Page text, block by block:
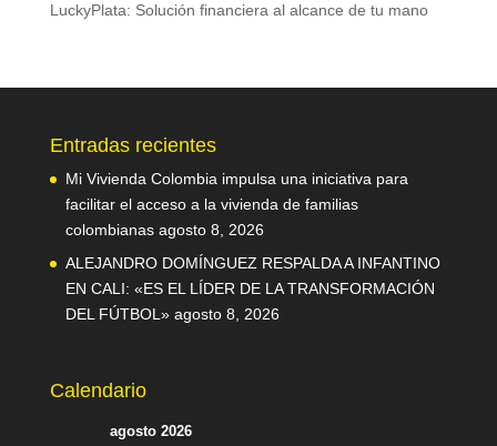
LuckyPlata: Solución financiera al alcance de tu mano
Entradas recientes
Mi Vivienda Colombia impulsa una iniciativa para
facilitar el acceso a la vivienda de familias
colombianas agosto 8, 2026
ALEJANDRO DOMÍNGUEZ RESPALDA A INFANTINO
EN CALI: «ES EL LÍDER DE LA TRANSFORMACIÓN
DEL FÚTBOL» agosto 8, 2026
Calendario
agosto 2026